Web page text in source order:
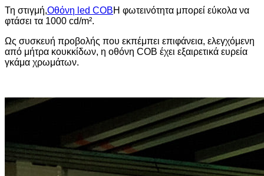
Τη στιγμή,Οθόνη led COBΗ φωτεινότητα μπορεί εύκολα να
φτάσει τα 1000 cd/m².
Ως συσκευή προβολής που εκπέμπει επιφάνεια, ελεγχόμενη
από μήτρα κουκκίδων, η οθόνη COB έχει εξαιρετικά ευρεία
γκάμα χρωμάτων.